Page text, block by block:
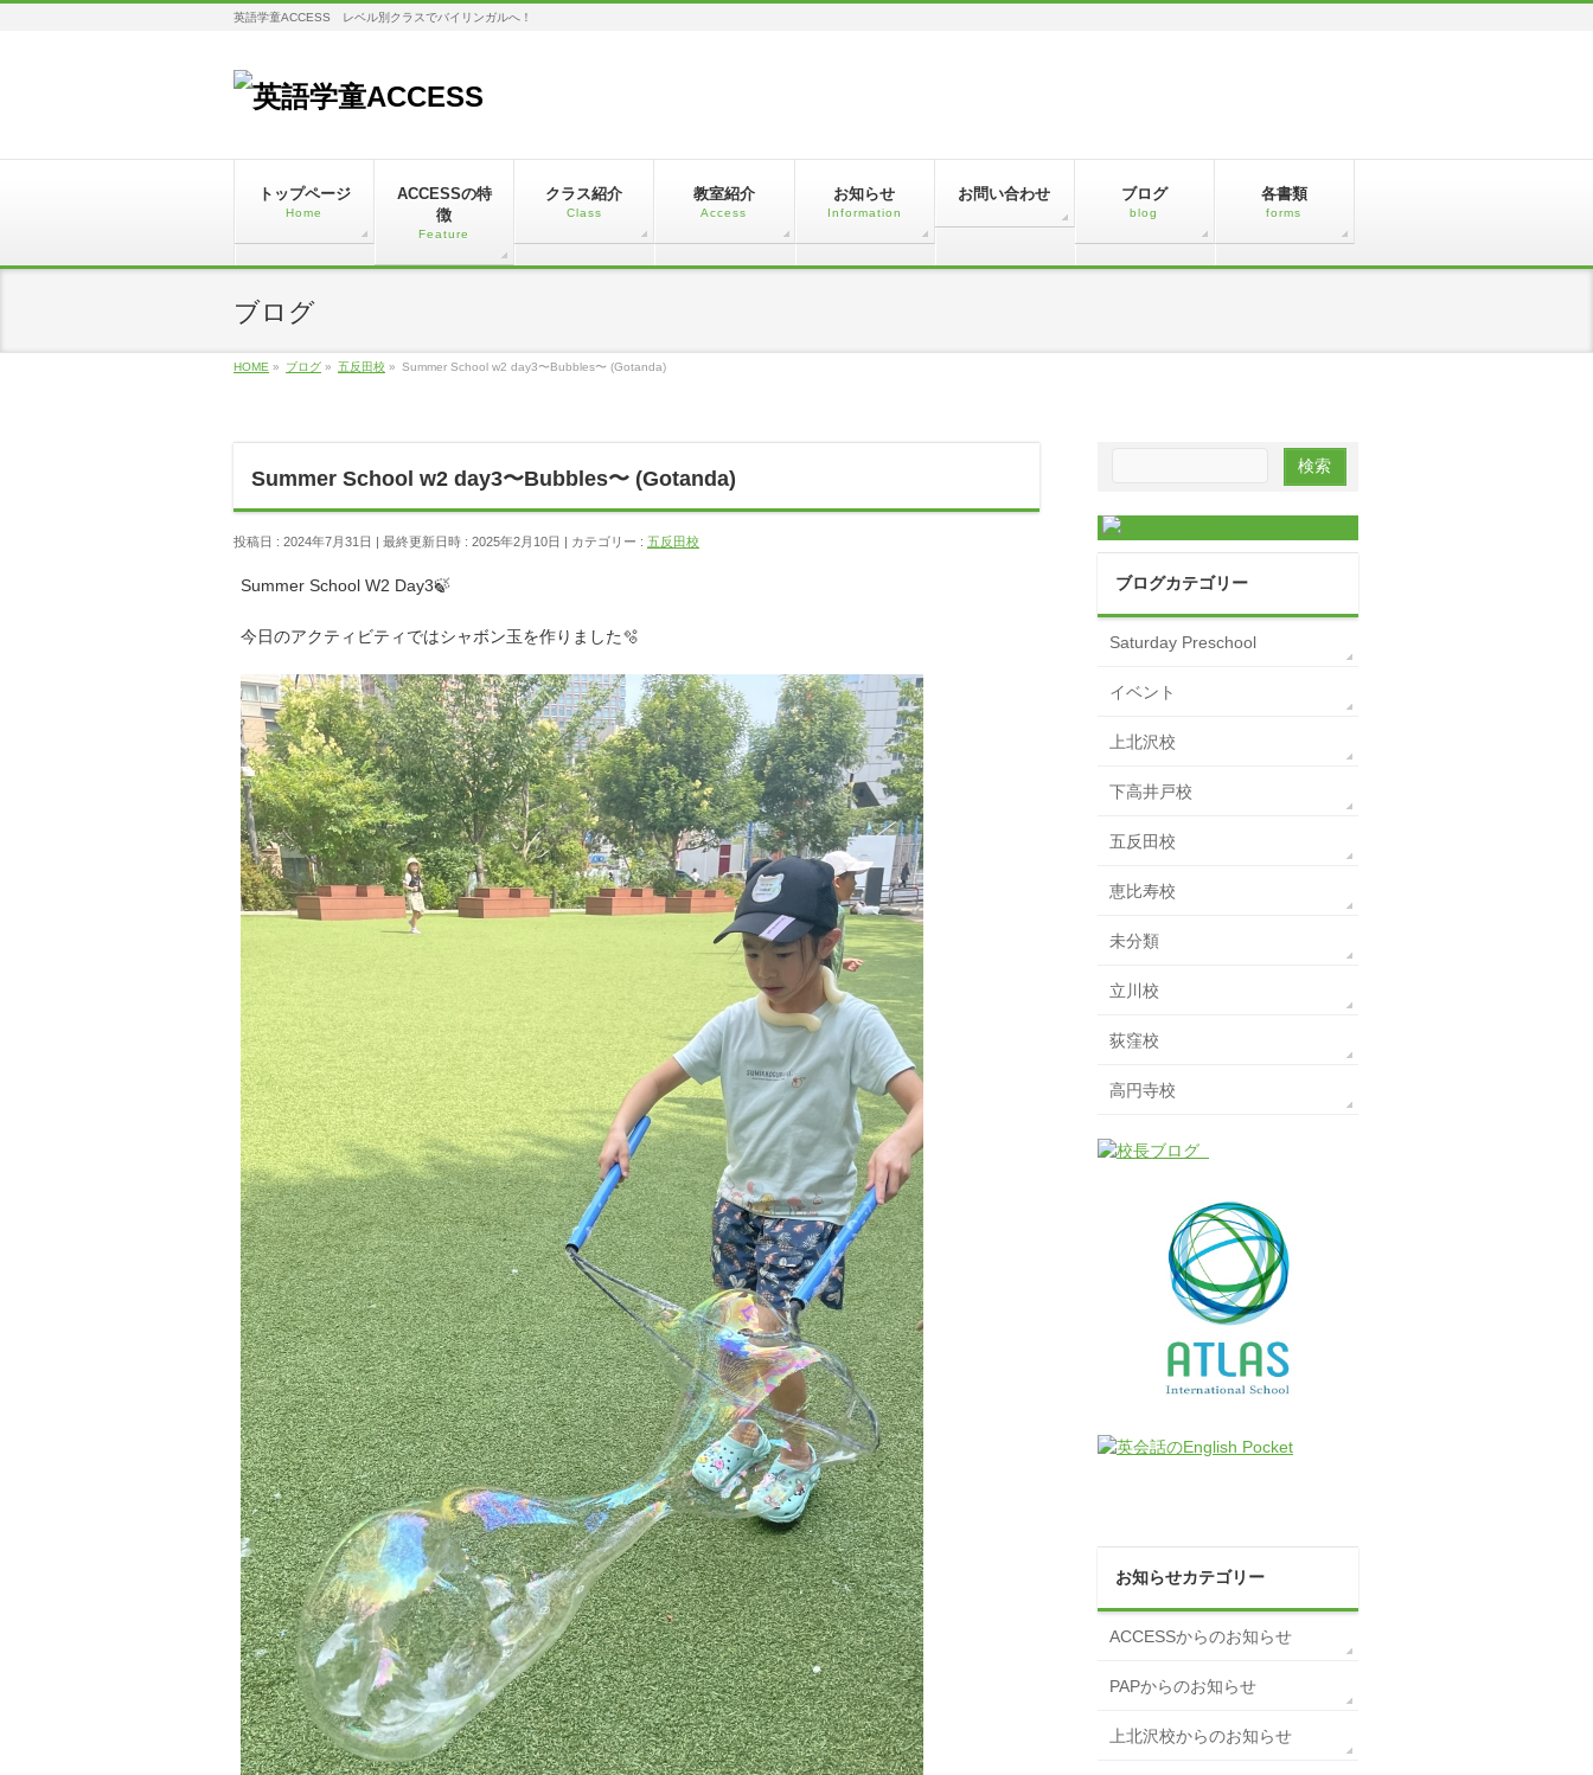
英語学童ACCESS レベル別クラスでバイリンガルへ！
トップページ
Home
ACCESSの特
徴
Feature
クラス紹介
Class
教室紹介
Access
お知らせ
Information
お問い合わせ ブログ
blog
各書類
forms
ブログ
HOME » ブログ » 五反田校 » Summer School w2 day3〜Bubbles〜 (Gotanda)
Summer School w2 day3〜Bubbles〜 (Gotanda)
投稿日 : 2024年7月31日 最終更新日時 : 2025年2月10日 カテゴリー : 五反田校
Summer School W2 Day3🍃
今日のアクティビティではシャボン玉を作りました🫧
ブログカテゴリー
Saturday Preschool
イベント
上北沢校
下高井戸校
五反田校
恵比寿校
未分類
立川校
荻窪校
高円寺校
お知らせカテゴリー
ACCESSからのお知らせ
PAPからのお知らせ
上北沢校からのお知らせ